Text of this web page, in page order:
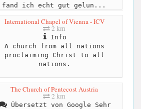
fand ich echt gut gelun...
International Chapel of Vienna - ICV
2 km
Info
A church from all nations
proclaiming Christ to all
nations.
The Church of Pentecost Austria
2 km
Übersetzt von Google Sehr